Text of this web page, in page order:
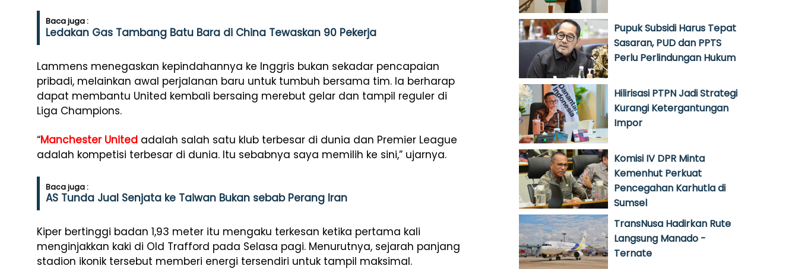
Baca juga :
Ledakan Gas Tambang Batu Bara di China Tewaskan 90 Pekerja
Lammens menegaskan kepindahannya ke Inggris bukan sekadar pencapaian
pribadi, melainkan awal perjalanan baru untuk tumbuh bersama tim. Ia berharap
dapat membantu United kembali bersaing merebut gelar dan tampil reguler di
Liga Champions.
“Manchester United adalah salah satu klub terbesar di dunia dan Premier League
adalah kompetisi terbesar di dunia. Itu sebabnya saya memilih ke sini,” ujarnya.
Baca juga :
AS Tunda Jual Senjata ke Taiwan Bukan sebab Perang Iran
Kiper bertinggi badan 1,93 meter itu mengaku terkesan ketika pertama kali
menginjakkan kaki di Old Trafford pada Selasa pagi. Menurutnya, sejarah panjang
stadion ikonik tersebut memberi energi tersendiri untuk tampil maksimal.
Pupuk Subsidi Harus Tepat
Sasaran, PUD dan PPTS
Perlu Perlindungan Hukum
Hilirisasi PTPN Jadi Strategi
Kurangi Ketergantungan
Impor
Komisi IV DPR Minta
Kemenhut Perkuat
Pencegahan Karhutla di
Sumsel
TransNusa Hadirkan Rute
Langsung Manado -
Ternate